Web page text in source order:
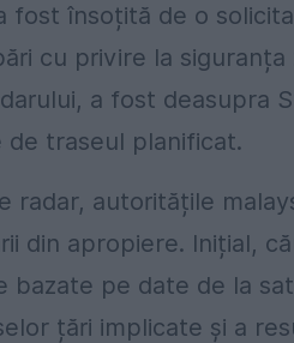
fost însoțită de o
cu privire la
a fost deasupra
traseul planificat.
radar, autoritățile
din apropiere. Inițial,
bazate pe date de la
țări implicate și a